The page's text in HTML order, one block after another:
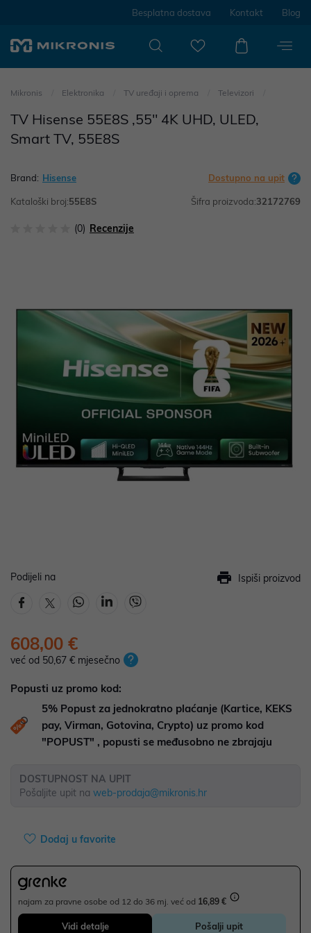
Besplatna dostava Kontakt Blog
Mikronis Elektronika TV uređaji i oprema Televizori
TV Hisense 55E8S ,55" 4K UHD, ULED,
Smart TV, 55E8S
Brand: Hisense Dostupno na upit
Kataloški broj:55E8S Šifra proizvoda:32172769
(0) Recenzije
Podijeli na Ispiši proizvod
608,00 €
već od 50,67 € mjesečno
Popusti uz promo kod:
5% Popust za jednokratno plaćanje (Kartice, KEKS
pay, Virman, Gotovina, Crypto) uz promo kod
"POPUST" , popusti se međusobno ne zbrajaju
DOSTUPNOST NA UPIT
Pošaljite upit na web-prodaja@mikronis.hr
Dodaj u favorite
najam za pravne osobe od 12 do 36 mj. već od 16,89 €
Vidi detalje Pošalji upit